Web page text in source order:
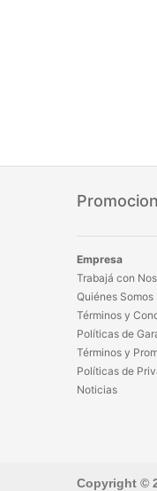
Empresa
Trabajá con
Quiénes Somos
Términos y
Políticas de
Términos y
Políticas de
Noticias
Copyright ©